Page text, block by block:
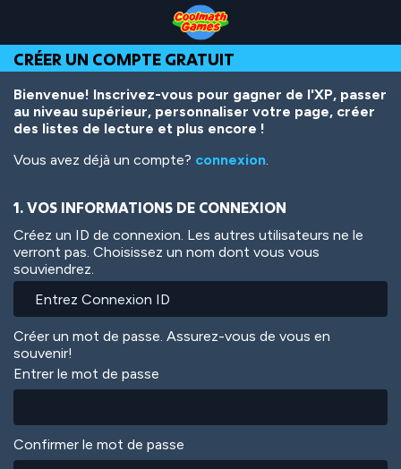
Top
of
Page
Navigation
Main
Content
Footer
contenu
principal
CRÉER UN COMPTE GRATUIT
Bienvenue! Inscrivez-vous pour gagner de l'XP, passer
au niveau supérieur, personnaliser votre page, créer
des listes de lecture et plus encore !
Vous avez déjà un compte? connexion.
1. VOS INFORMATIONS DE CONNEXION
Créez un ID de connexion. Les autres utilisateurs ne le
verront pas. Choisissez un nom dont vous vous
souviendrez.
Créer un mot de passe. Assurez-vous de vous en
souvenir!
Entrer le mot de passe
Confirmer le mot de passe